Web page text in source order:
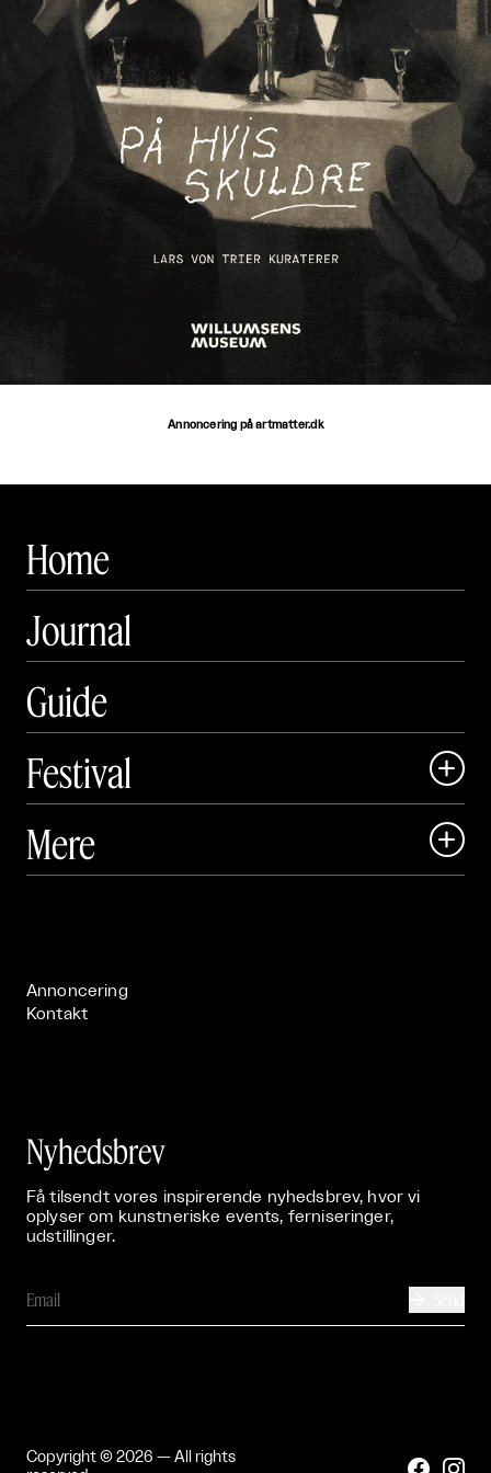
Annoncering på artmatter.dk
Home
Journal
Guide
Festival

 Art Matter Festival
Mere 
Annoncering
Kontakt
Nyhedsbrev
Få tilsendt vores inspirerende nyhedsbrev, hvor vi
oplyser om kunstneriske events, ferniseringer,
udstillinger.
Copyright © 2026 — All rights
 